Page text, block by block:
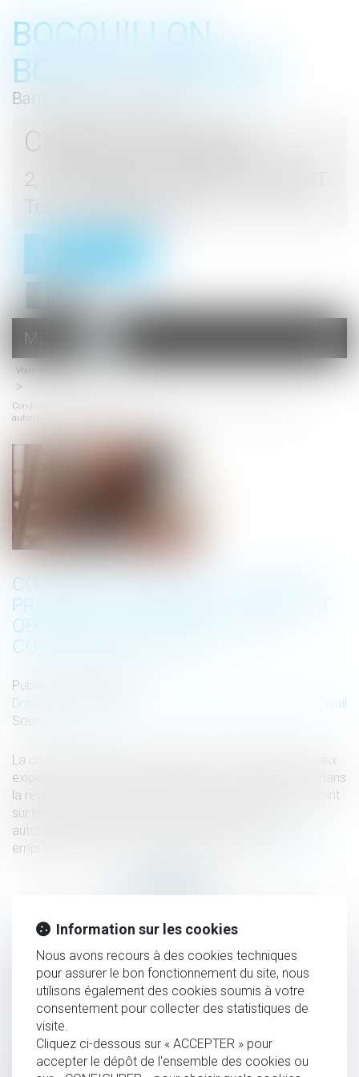
BOCQUILLON
BOESCH GROMEK
Barreau de Haute Marne
Cabinet d'avocats
2, rue du Palais - 52000 CHAUMONT
Tel : 03 25 03 05 62
menu
MENU
Vous êtes ici :
Conduite d’engins et travaux à proximité de réseaux : comment obtenir les
autorisations correspondantes ?
CONDUITE D’ENGINS ET TRAVAUX À
PROXIMITÉ DE RÉSEAUX : COMMENT
OBTENIR LES AUTORISATIONS
CORRESPONDANTES ?
Publié le :
Droit du travail - Salariés
Responsabilité accident du travail
Source :
La conduite d’engins et les travaux à proximité de réseaux
exigent des autorisations spécifiques. Un article publié dans
la revue Hygiène et sécurité du travail de l’INRS fait le point
sur les modalités pratiques de délivrance de ces
autorisations. À la clé : des repères concrets pour les
employeurs afin de sécuriser ces activités...
HISTORIQUE
Radié pour violences familiales, un médecin hospitalier
pourra finalement exercer à nouveau
Conduite d’engins et travaux à proximité de réseaux :
comment obtenir les autorisations correspondantes ?
Succession vacante et prescription : absence de
Information sur les cookies
Nous avons recours à des cookies techniques
pour assurer le bon fonctionnement du site, nous
utilisons également des cookies soumis à votre
consentement pour collecter des statistiques de
visite.
Cliquez ci-dessous sur « ACCEPTER » pour
accepter le dépôt de l'ensemble des cookies ou